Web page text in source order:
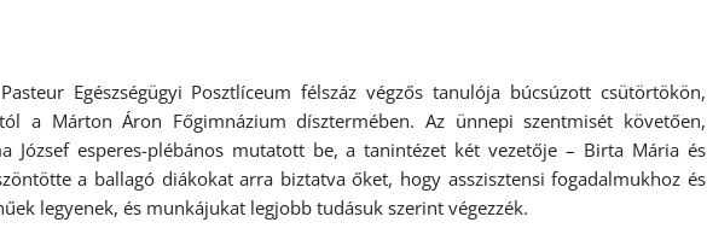
Egészségügyi Posztlíceum félszáz végzős tanulója búcsúzott csütörtökön,
a Márton Áron Főgimnázium dísztermében. Az ünnepi szentmisét követően,
József esperes-plébános mutatott be, a tanintézet két vezetője – Birta Mária és
a ballagó diákokat arra biztatva őket, hogy asszisztensi fogadalmukhoz és
legyenek, és munkájukat legjobb tudásuk szerint végezzék.